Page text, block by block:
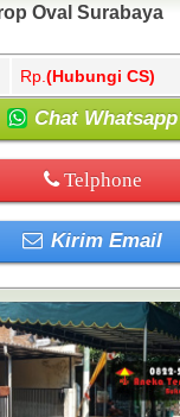
Oval Surabaya
Rp. (Hubungi CS)
Chat Whatsapp
Telphone
Kirim Email